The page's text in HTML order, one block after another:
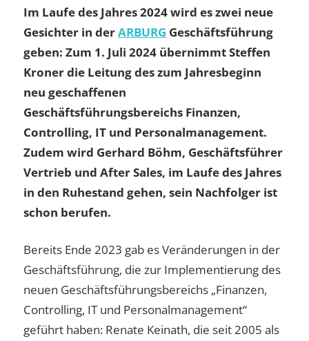
Im Laufe des Jahres 2024 wird es zwei neue
Gesichter in derARBURG Geschäftsführung
geben: Zum 1. Juli 2024 übernimmt Steffen
Kroner die Leitung des zum Jahresbeginn
neu geschaffenen
Geschäftsführungsbereichs Finanzen,
Controlling, IT und Personalmanagement.
Zudem wird Gerhard Böhm, Geschäftsführer
Vertrieb und After Sales, im Laufe des Jahres
in den Ruhestand gehen, sein Nachfolger ist
schon berufen.
Bereits Ende 2023 gab es Veränderungen in der
Geschäftsführung, die zur Implementierung des
neuen Geschäftsführungsbereichs „Finanzen,
Controlling, IT und Personalmanagement“
geführt haben: Renate Keinath, die seit 2005 als